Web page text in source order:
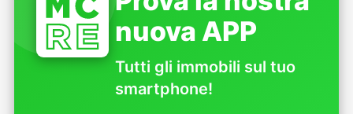
nuova APP
Tutti gli immobili sul tuo
smartphone!